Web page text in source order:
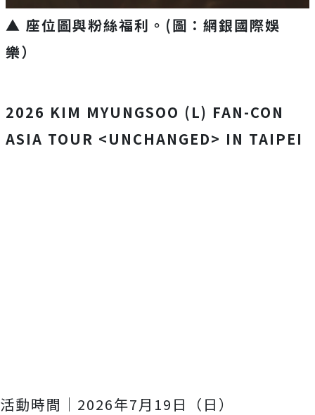
▲ 座位圖與粉絲福利。(圖：網銀國際娛
樂）
2026 KIM MYUNGSOO (L) FAN-CON
ASIA TOUR <UNCHANGED> IN TAIPEI
活動時間｜2026年7月19日（日）